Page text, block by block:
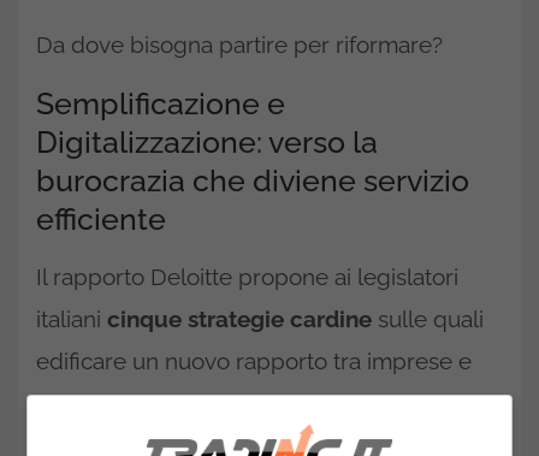
Da dove bisogna partire per riformare?
Semplificazione e
Digitalizzazione: verso la
burocrazia che diviene servizio
efficiente
Il rapporto Deloitte propone ai legislatori
italiani cinque strategie cardine sulle quali
edificare un nuovo rapporto tra imprese e
burocrazia.